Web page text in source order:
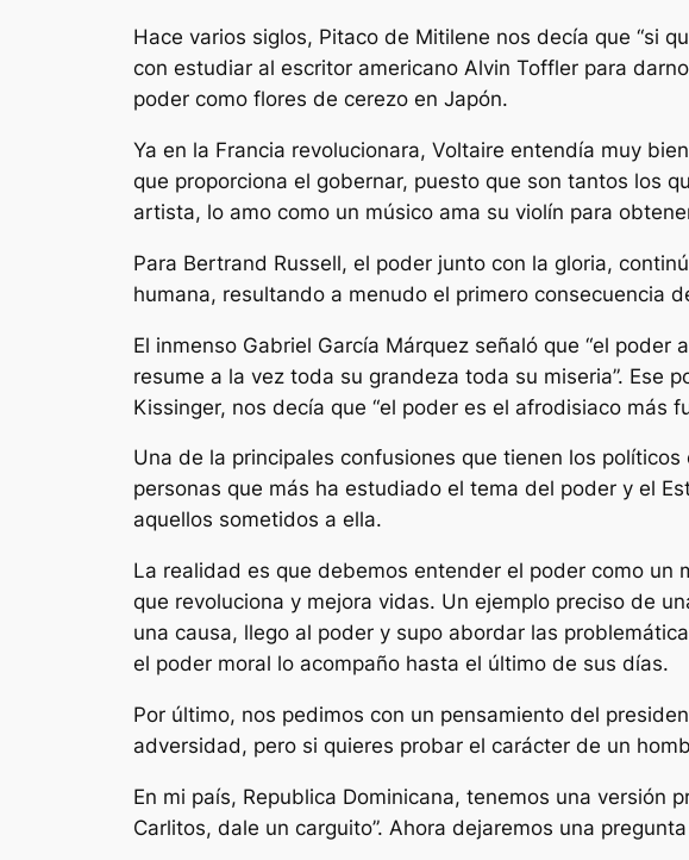
Hace varios siglos, Pitaco de Mitilene nos decía que “si
con estudiar al escritor americano Alvin Toffler para
poder como flores de cerezo en Japón.
Ya en la Francia revolucionara, Voltaire entendía muy
que proporciona el gobernar, puesto que son tantos los
artista, lo amo como un músico ama su violín para
Para Bertrand Russell, el poder junto con la gloria,
humana, resultando a menudo el primero consecuencia
El inmenso Gabriel García Márquez señaló que “el
resume a la vez toda su grandeza toda su miseria”. Ese
Kissinger, nos decía que “el poder es el afrodisiaco más
Una de la principales confusiones que tienen los
personas que más ha estudiado el tema del poder y el
aquellos sometidos a ella.
La realidad es que debemos entender el poder como
que revoluciona y mejora vidas. Un ejemplo preciso de
una causa, llego al poder y supo abordar las
el poder moral lo acompaño hasta el último de sus días.
Por último, nos pedimos con un pensamiento del
adversidad, pero si quieres probar el carácter de un
En mi país, Republica Dominicana, tenemos una versión
Carlitos, dale un carguito”. Ahora dejaremos una